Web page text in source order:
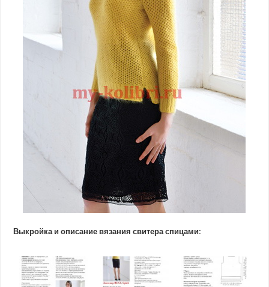
Выкройка и описание вязания свитера спицами: